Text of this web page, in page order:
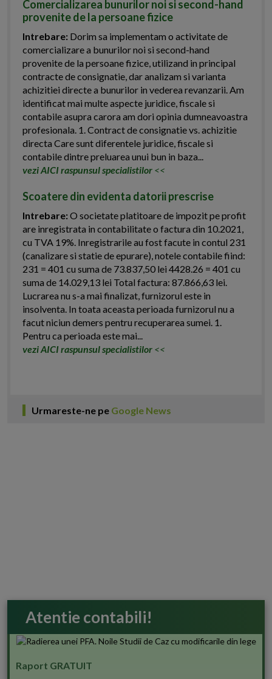
Comercializarea bunurilor noi si second-hand
provenite de la persoane fizice
Intrebare: Dorim sa implementam o activitate de
comercializare a bunurilor noi si second-hand
provenite de la persoane fizice, utilizand in principal
contracte de consignatie, dar analizam si varianta
achizitiei directe a bunurilor in vederea revanzarii. Am
identificat mai multe aspecte juridice, fiscale si
contabile asupra carora am dori opinia dumneavoastra
profesionala. 1. Contract de consignatie vs. achizitie
directa Care sunt diferentele juridice, fiscale si
contabile dintre preluarea unui bun in baza...
vezi AICI raspunsul specialistilor <<
Scoatere din evidenta datorii prescrise
Intrebare:O societate platitoare de impozit pe profit
are inregistrata in contabilitate o factura din 10.2021,
cu TVA 19%. Inregistrarile au fost facute in contul 231
(canalizare si statie de epurare), notele contabile fiind:
231 = 401 cu suma de 73.837,50 lei 4428.26 = 401 cu
suma de 14.029,13 lei Total factura: 87.866,63 lei.
Lucrarea nu s-a mai finalizat, furnizorul este in
insolventa. In toata aceasta perioada furnizorul nu a
facut niciun demers pentru recuperarea sumei. 1.
Pentru ca perioada este mai...
vezi AICI raspunsul specialistilor <<
Urmareste-ne pe Google News
Atentie contabili!
Raport GRATUIT